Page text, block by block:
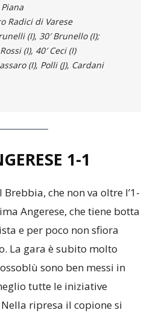
Radici di Varese
(I), 30′ Brunello (I);
(I), 40′ Ceci (I)
(I), Polli (J), Cardani
1-1
che non va oltre l’1-
Angerese, che tiene botta
e per poco non sfiora
La gara è subito molto
sono ben messi in
tutte le iniziative
ripresa il copione si